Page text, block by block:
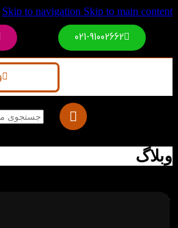
Skip to navigation Skip to main content
021-91002662
وبلاگ